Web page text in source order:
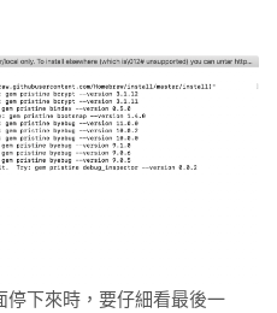
下來時，要仔細看最後一